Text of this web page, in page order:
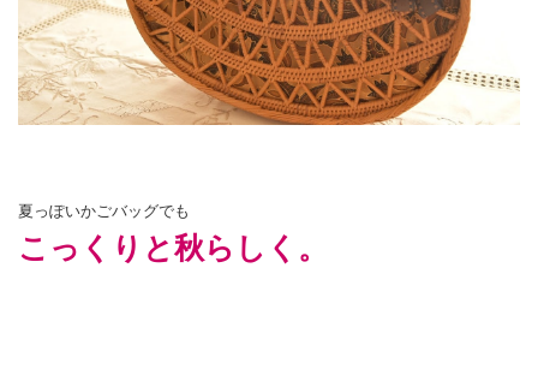
夏っぽいかごバッグでも
こっくりと秋らしく。